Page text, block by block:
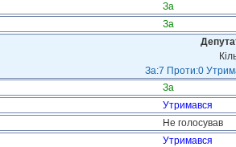
За
За
За:7 Проти:0
За
Утримався
Не голосував
Утримався